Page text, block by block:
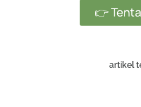
👉
artikel